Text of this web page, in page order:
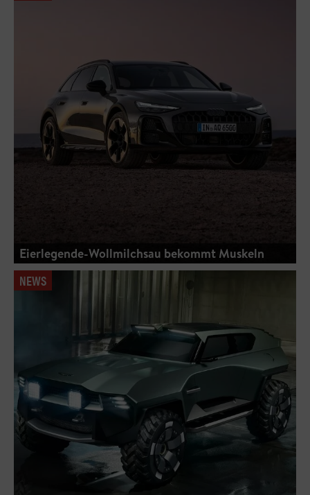
Eierlegende-Wollmilchsau bekommt Muskeln
NEWS